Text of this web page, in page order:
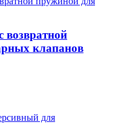
возвратной
клапанов